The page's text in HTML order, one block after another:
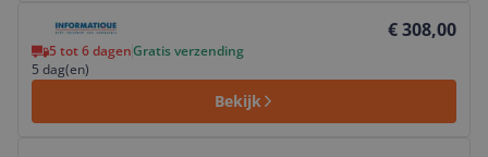
€ 308,00
5 tot 6 dagenGratis verzending
5 dag(en)
Bekijk